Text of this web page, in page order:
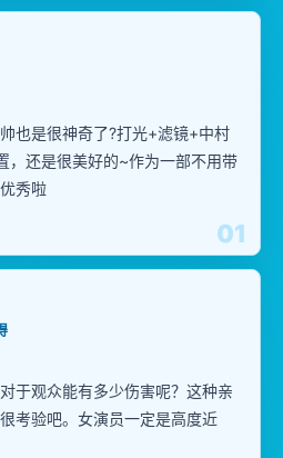
01
也是很神奇了?打光+滤镜+中村
，还是很美好的~作为一部不用带
秀啦
于观众能有多少伤害呢？这种亲
考验吧。女演员一定是高度近